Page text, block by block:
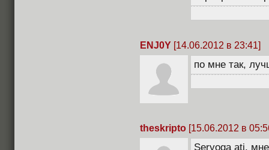
ENJ0Y [14.06.2012 в 23:41]
по мне так,
theskripto [15.06.2012 в
Seryoga ati,